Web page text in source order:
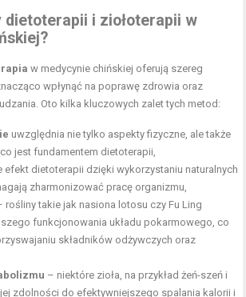
dietoterapii i ziołoterapii w
w medycynie chińskiej oferują szereg
wpłynąć na poprawę zdrowia oraz
Oto kilka kluczowych zalet tych metod:
uwzględnia nie tylko aspekty fizyczne, ale także
jest fundamentem dietoterapii,
efekt dietoterapii dzięki wykorzystaniu naturalnych
zharmonizować pracę organizmu,
rośliny takie jak nasiona lotosu czy Fu Ling
funkcjonowania układu pokarmowego, co
składników odżywczych oraz
– niektóre zioła, na przykład żeń-szeń i
zdolności do efektywniejszego spalania kalorii i